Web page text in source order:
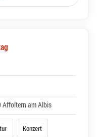
Affoltern am Albis
Konzert